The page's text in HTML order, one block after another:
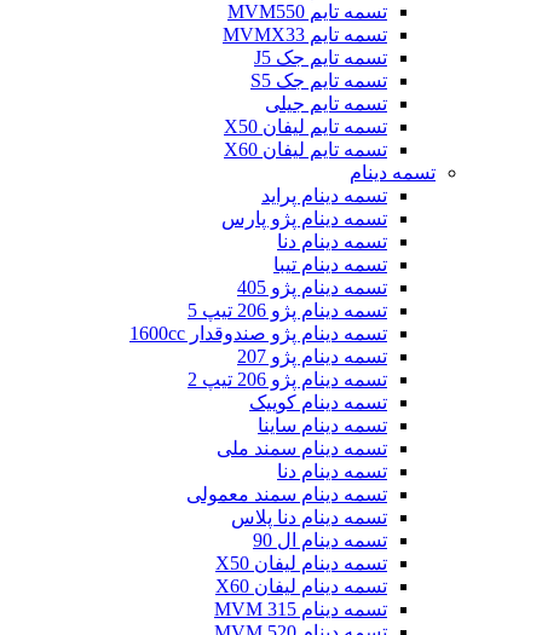
تسمه تایم MVM550
تسمه تایم MVMX33
تسمه تایم جک J5
تسمه تایم جک S5
تسمه تایم جیلی
تسمه تایم لیفان X50
تسمه تایم لیفان X60
تسمه دینام
تسمه دینام پراید
تسمه دینام پژو پارس
تسمه دینام دنا
تسمه دینام تیبا
تسمه دینام پژو 405
تسمه دینام پژو 206 تیپ 5
تسمه دینام پژو صندوقدار 1600cc
تسمه دینام پژو 207
تسمه دینام پژو 206 تیپ 2
تسمه دینام کوییک
تسمه دینام ساینا
تسمه دینام سمند ملی
تسمه دینام دنا
تسمه دینام سمند معمولی
تسمه دینام دنا پلاس
تسمه دینام ال 90
تسمه دینام لیفان X50
تسمه دینام لیفان X60
تسمه دینام MVM 315